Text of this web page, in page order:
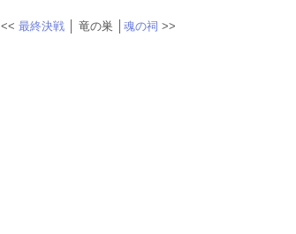
<< 最終決戦 │ 竜の巣 │ 魂の祠 >>